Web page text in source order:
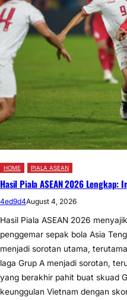
HOME PIALA ASEAN
Hasil Piala ASEAN 2026 Lengkap:
4ed9d4August 4, 2026
Hasil Piala ASEAN 2026
penggemar sepak bola Asia
menjadi sorotan utama,
laga Grup A menjadi sorotan,
yang berakhir pahit buat skuad
keunggulan Vietnam dengan